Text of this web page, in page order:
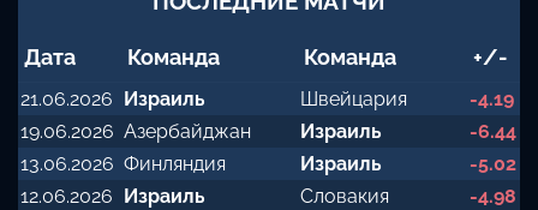
Дата Команда Команда +/-
21.06.2026 Израиль Швейцария
-4.19
19.06.2026 Азербайджан Израиль
-6.44
13.06.2026 Финляндия Израиль
-5.02
12.06.2026
Израиль Словакия
-4.98